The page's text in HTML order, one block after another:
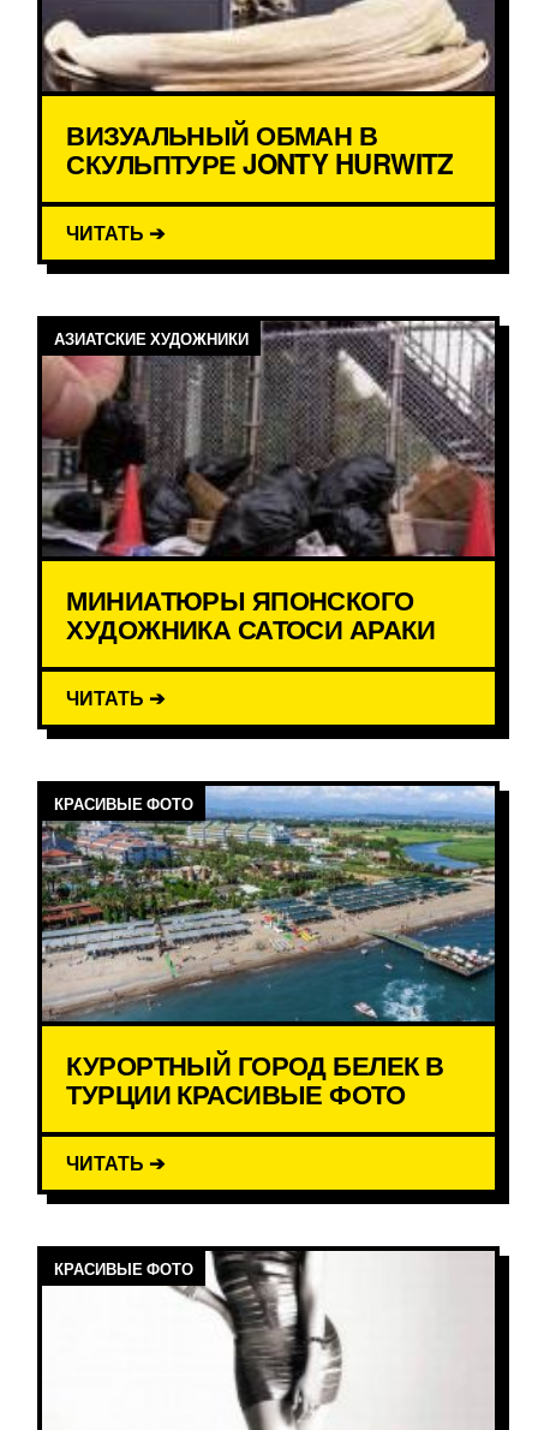
ВИЗУАЛЬНЫЙ ОБМАН В
СКУЛЬПТУРЕ JONTY HURWITZ
ЧИТАТЬ ➔
АЗИАТСКИЕ ХУДОЖНИКИ
МИНИАТЮРЫ ЯПОНСКОГО
ХУДОЖНИКА САТОСИ АРАКИ
ЧИТАТЬ ➔
КРАСИВЫЕ ФОТО
КУРОРТНЫЙ ГОРОД БЕЛЕК В
ТУРЦИИ КРАСИВЫЕ ФОТО
ЧИТАТЬ ➔
КРАСИВЫЕ ФОТО